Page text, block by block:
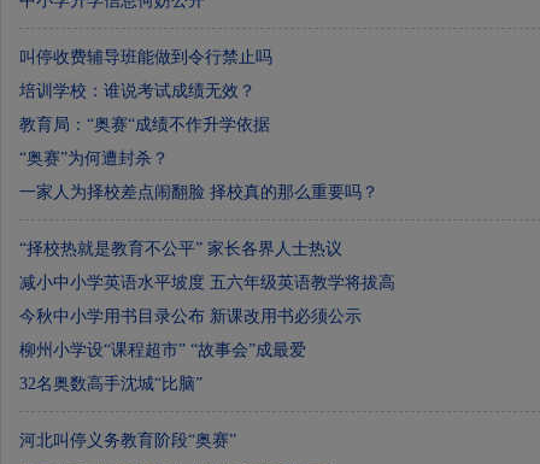
叫停收费辅导班能做到令行禁止吗
培训学校：谁说考试成绩无效？
教育局：“奥赛“成绩不作升学依据
“奥赛”为何遭封杀？
一家人为择校差点闹翻脸 择校真的那么重要吗？
“择校热就是教育不公平” 家长各界人士热议
减小中小学英语水平坡度 五六年级英语教学将拔高
今秋中小学用书目录公布 新课改用书必须公示
柳州小学设“课程超市” “故事会”成最爱
32名奥数高手沈城“比脑”
河北叫停义务教育阶段“奥赛”